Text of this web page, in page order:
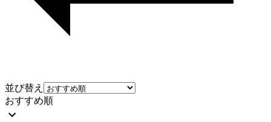
並び替え
おすすめ順